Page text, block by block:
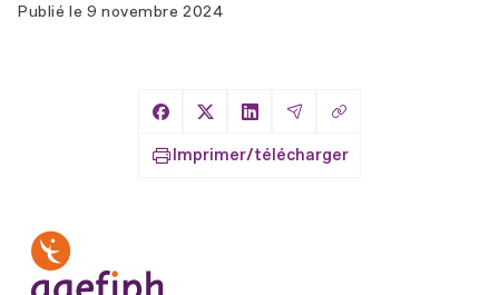
Publié le 9 novembre 2024
Partager sur Facebook
Partager sur X
Partager sur LinkedIn
Partager par Email
Copier le lien
Imprimer/télécharger